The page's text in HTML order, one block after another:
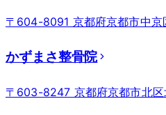
〒604-8091 京都府京都市中京
かずまさ整骨院
〒603-8247 京都府京都市北区